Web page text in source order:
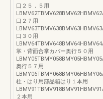
口２５．５用
口２７用
口３０用
掌・背面合掌カバー奥行５０用
奥行５７用
柱・はり用部品箱はり１本用
２本用